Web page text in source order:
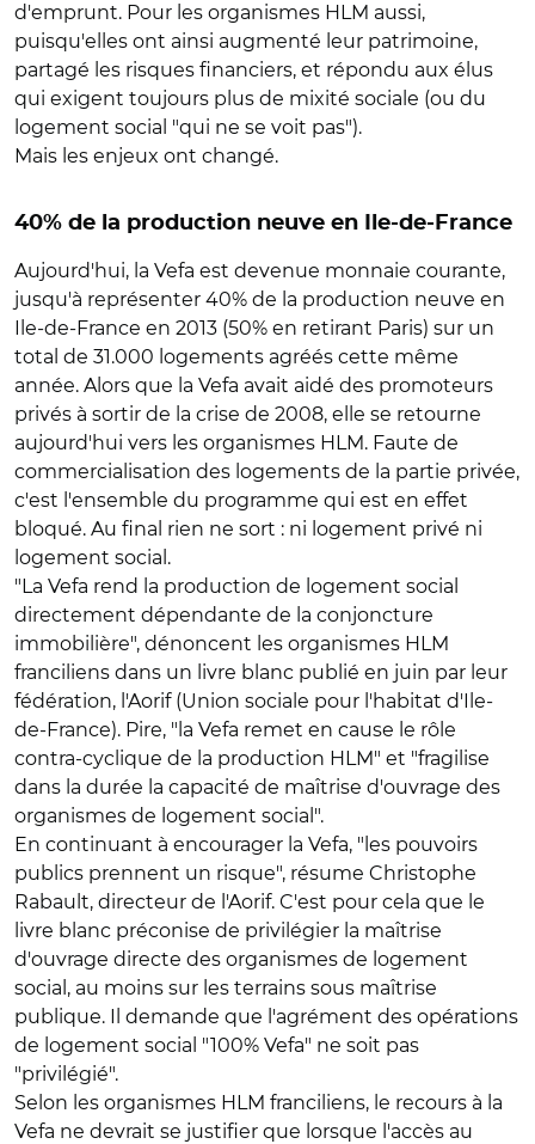
d'emprunt. Pour les organismes HLM aussi,
puisqu'elles ont ainsi augmenté leur patrimoine,
partagé les risques financiers, et répondu aux élus
qui exigent toujours plus de mixité sociale (ou du
logement social "qui ne se voit pas").
Mais les enjeux ont changé.
40% de la production neuve en Ile-de-France
Aujourd'hui, la Vefa est devenue monnaie courante,
jusqu'à représenter 40% de la production neuve en
Ile-de-France en 2013 (50% en retirant Paris) sur un
total de 31.000 logements agréés cette même
année. Alors que la Vefa avait aidé des promoteurs
privés à sortir de la crise de 2008, elle se retourne
aujourd'hui vers les organismes HLM. Faute de
commercialisation des logements de la partie privée,
c'est l'ensemble du programme qui est en effet
bloqué. Au final rien ne sort : ni logement privé ni
logement social.
"La Vefa rend la production de logement social
directement dépendante de la conjoncture
immobilière", dénoncent les organismes HLM
franciliens dans un livre blanc publié en juin par leur
fédération, l'Aorif (Union sociale pour l'habitat d'Ile-
de-France). Pire, "la Vefa remet en cause le rôle
contra-cyclique de la production HLM" et "fragilise
dans la durée la capacité de maîtrise d'ouvrage des
organismes de logement social".
En continuant à encourager la Vefa, "les pouvoirs
publics prennent un risque", résume Christophe
Rabault, directeur de l'Aorif. C'est pour cela que le
livre blanc préconise de privilégier la maîtrise
d'ouvrage directe des organismes de logement
social, au moins sur les terrains sous maîtrise
publique. Il demande que l'agrément des opérations
de logement social "100% Vefa" ne soit pas
"privilégié".
Selon les organismes HLM franciliens, le recours à la
Vefa ne devrait se justifier que lorsque l'accès au